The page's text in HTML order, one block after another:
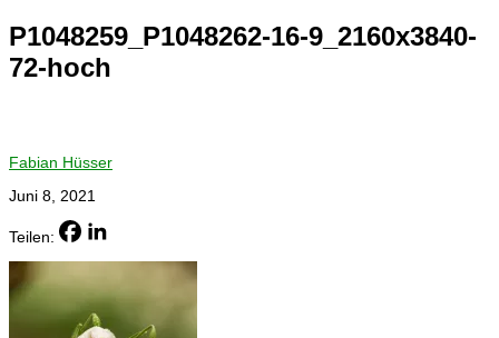
P1048259_P1048262-16-9_2160x3840-
72-hoch
Fabian Hüsser
Juni 8, 2021
Teilen: